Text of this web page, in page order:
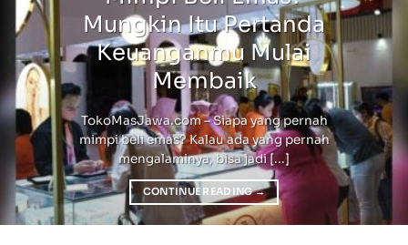
Mungkin Itu Pertanda
Keuanganmu Mulai
Membaik
TokoMasJawa.com – Siapa yang pernah
mimpi beli emas? Kalau ada yang pernah
mengalaminya, bisa jadi [...]
CONTINUE READING→